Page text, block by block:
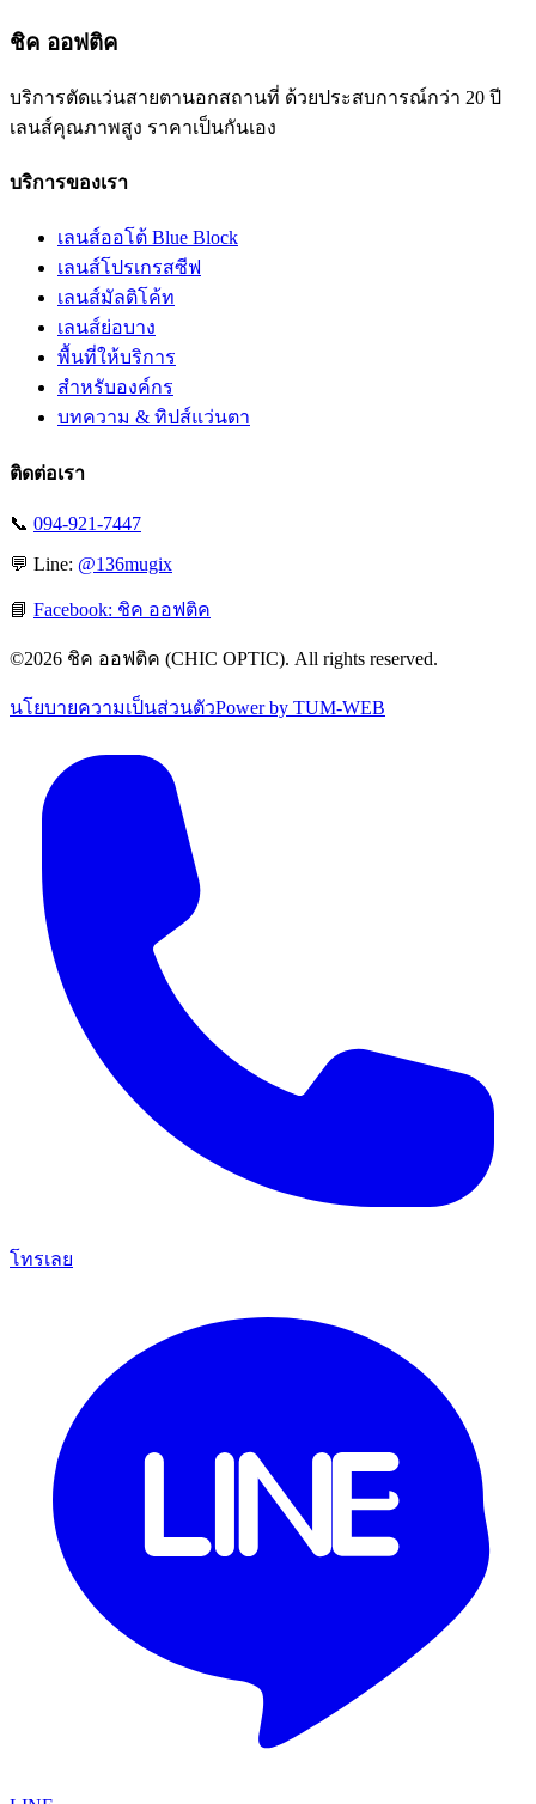
ชิค ออฟติค
บริการตัดแว่นสายตานอกสถานที่ ด้วยประสบการณ์กว่า 20 ปี
เลนส์คุณภาพสูง ราคาเป็นกันเอง
บริการของเรา
เลนส์ออโต้ Blue Block
เลนส์โปรเกรสซีฟ
เลนส์มัลติโค้ท
เลนส์ย่อบาง
พื้นที่ให้บริการ
สำหรับองค์กร
บทความ & ทิปส์แว่นตา
ติดต่อเรา
📞 094-921-7447
💬 Line: @136mugix
📘 Facebook: ชิค ออฟติค
©2026 ชิค ออฟติค (CHIC OPTIC). All rights reserved.
นโยบายความเป็นส่วนตัวPower by TUM-WEB
โทรเลย